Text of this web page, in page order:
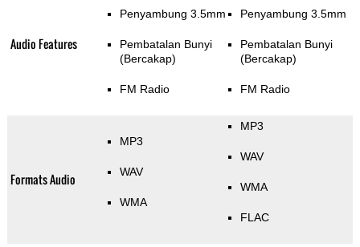
Audio Features
Penyambung 3.5mm
Pembatalan Bunyi
(Bercakap)
FM Radio
Penyambung 3.5mm
Pembatalan Bunyi
(Bercakap)
FM Radio
Formats Audio
MP3
WAV
WMA
MP3
WAV
WMA
FLAC